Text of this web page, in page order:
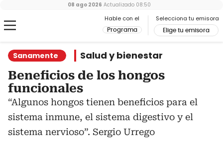
Hable con el
Programa
Selecciona tu emisora
Elige tu emisora
08 ago 2026 Actualizado 08:50
Sanamente Salud y bienestar
Beneficios de los hongos
funcionales
“Algunos hongos tienen beneficios para el
sistema inmune, el sistema digestivo y el
sistema nervioso”. Sergio Urrego